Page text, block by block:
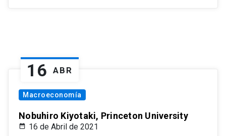
16 ABR
Macroeconomía
Nobuhiro Kiyotaki, Princeton University
16 de Abril de 2021